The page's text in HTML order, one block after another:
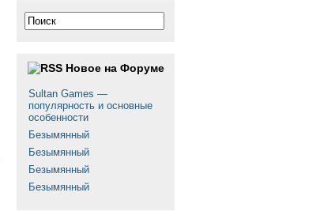
Новое на Форуме
Sultan Games —
популярность и основные
особенности
Безымянный
Безымянный
Безымянный
Безымянный